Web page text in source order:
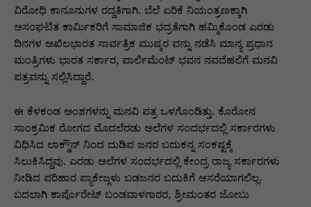
p o
k
g
er
k
ವಿರೋಧಿ ಕಾನೂನುಗಳ ರದ್ದತಿಗಾಗಿ. ಬೆಲೆ ಏರಿಕೆ ನಿಯಂತ್ರಣಕ್ಕಾಗಿ
ಅಸಂಘಟಿತ ಕಾರ್ಮಿಕರಿಗೆ ಸಾಮಾಜಿಕ ಭದ್ರತೆಗಾಗಿ ಹಮ್ಮಿಕೊಂಡ ಎರಡು
ದಿನಗಳ ಅಖಿಲಭಾರತ ಸಾರ್ವತ್ರಿಕ ಮುಷ್ಕರ ವನ್ನು ನಡೆಸಿ ಮಾನ್ಯ ಪ್ರಧಾನ
ಮಂತ್ರಿಗಳು ಭಾರತ ಸರ್ಕಾರ, ಪಾರ್ಲಿಮೆಂಟ್ ಭವನ ನವದೆಹಲಿಗೆ ಮನವಿ
ಪತ್ರವನ್ನು ಸಲ್ಲಿಸಿದ್ದಾರೆ.
ಈ ಕೆಳಕಂಡ ಅಂಶಗಳನ್ನು ಮನವಿ ಪತ್ರ ಒಳಗೊಂಡಿತ್ತು. ಕೊರೋನ
ಸಾಂಕ್ರಮಿಕ ರೋಗದ ಮೊದಲೆರಡು ಅಲೆಗಳ ಸಂದರ್ಭದಲ್ಲಿ ಸರ್ಕಾರಗಳು
ವಿಧಿಸಿದ ಲಾಕ್ಡೌನ್ ನಿಂದ ದುಡಿವ ಜನರ ಬದುಕನ್ನ ಸಂಕಷ್ಟಕ್ಕೆ
ಸಿಲುಕಿಸಿದ್ದವು. ಎರಡು ಅಲೆಗಳ ಸಂದರ್ಭದಲ್ಲಿ ಕೇಂದ್ರ ರಾಜ್ಯ ಸರ್ಕಾರಗಳು
ನೀಡಿದ ಪರಿಹಾರ ಪ್ಯಾಕೇಜ್ಗಳು ಬಡಜನರ ಬದುಕಿಗೆ ಆಸರೆಯಾಗಲಿಲ್ಲ.
ಬದಲಾಗಿ ಕಾರ್ಪೊರೇಟ್ ಬಂಡವಾಳಗಾರರ, ಶ್ರೀಮಂತರ ಜೋಬು